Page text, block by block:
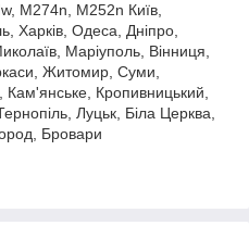
M274n, M252n Київ,
Харків, Одеса, Дніпро,
Маріуполь, Вінниця,
Житомир, Суми,
Кам'янське, Кропивницький,
Луцьк, Біла Церква,
Бровари